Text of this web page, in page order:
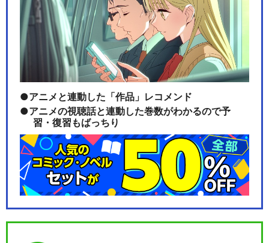
アニメと連動した「作品」レコメンド
アニメの視聴話と連動した巻数がわかるので予
習・復習もばっちり